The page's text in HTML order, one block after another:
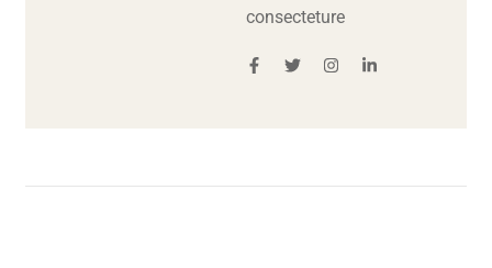
consecteture